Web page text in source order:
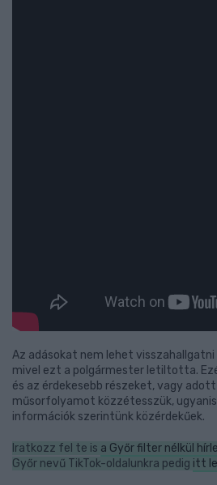
Az adásokat nem lehet
mivel ezt a polgármester letiltotta.
és az érdekesebb részeket, vagy
műsorfolyamot közzétesszük,
információk szerintünk közérdekűek.
Iratkozz fel te is a Győr filter nélkül
Győr nevű TikTok-oldalunkra pedig itt